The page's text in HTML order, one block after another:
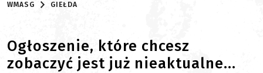
WMASG GIEŁDA
Ogłoszenie, które chcesz
zobaczyć jest już nieaktualne...